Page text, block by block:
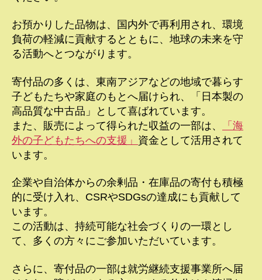
お預かりした品物は、国内外で再利用され、環境
負荷の軽減に貢献するとともに、地球の未来を守
る活動へとつながります。
寄付品の多くは、東南アジアなどの地域で暮らす
子どもたちや家庭のもとへ届けられ、「日本製の
高品質な中古品」として喜ばれています。
また、販売によって得られた収益の一部は、
「海
外の子どもたちへの支援」 資金として活用されて
います。
企業や自治体からの余剰品・在庫品の寄付も積極
的に受け入れ、CSRやSDGsの達成にも貢献して
います。
この活動は、持続可能な社会づくりの一環とし
て、多くの方々にご参加いただいています。
さらに、寄付品の一部は就労継続支援事業所へ届